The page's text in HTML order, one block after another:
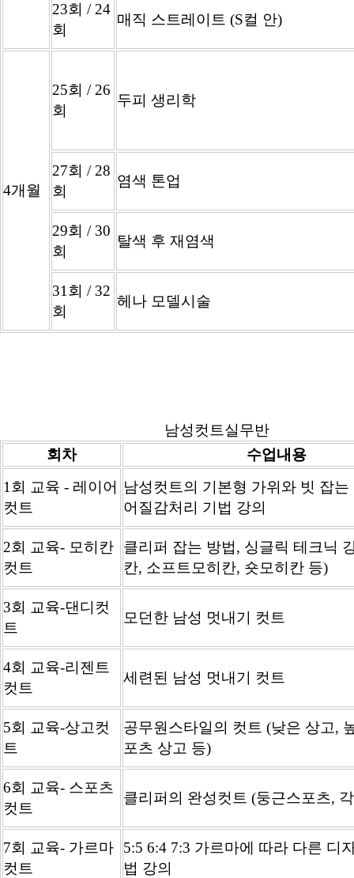
23회 / 24
회
매직 스트레이트 (S컬 안)
4개월
25회 / 26
회
두피 생리학
27회 / 28
회
염색 톤업
29회 / 30
회
탈색 후 재염색
31회 / 32
회
헤나 모델시술
남성컷트실무반
회차
수업내용
1회 교육 - 레이어
컷트
남성컷트의 기본형 가위와 빗 잡는
어질감처리 기법 강의
2회 교육- 모히칸
컷트
클리퍼 잡는 방법, 싱글릭 테크닉
칸, 소프트모히칸, 숏모히칸 등)
3회 교육-댄디컷
트
모던한 남성 멋내기 컷트
4회 교육-리젠트
컷트
세련된 남성 멋내기 컷트
5회 교육-상고컷
트
공무원스타일의 컷트 (낮은 상고,
포츠 상고 등)
6회 교육- 스포츠
컷트
클리퍼의 완성컷트 (둥근스포츠,
7회 교육- 가르마
컷트
5:5 6:4 7:3 가르마에 따라 다른 디
법 강의